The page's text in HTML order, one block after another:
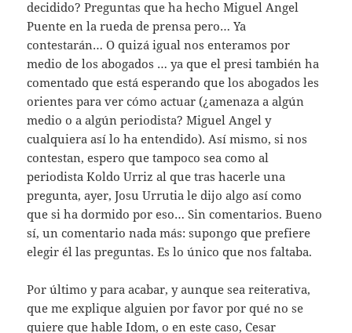
decidido? Preguntas que ha hecho Miguel Angel
Puente en la rueda de prensa pero… Ya
contestarán… O quizá igual nos enteramos por
medio de los abogados … ya que el presi también ha
comentado que está esperando que los abogados les
orientes para ver cómo actuar (¿amenaza a algún
medio o a algún periodista? Miguel Angel y
cualquiera así lo ha entendido). Así mismo, si nos
contestan, espero que tampoco sea como al
periodista Koldo Urriz al que tras hacerle una
pregunta, ayer, Josu Urrutia le dijo algo así como
que si ha dormido por eso… Sin comentarios. Bueno
sí, un comentario nada más: supongo que prefiere
elegir él las preguntas. Es lo único que nos faltaba.
Por último y para acabar, y aunque sea reiterativa,
que me explique alguien por favor por qué no se
quiere que hable Idom, o en este caso, Cesar